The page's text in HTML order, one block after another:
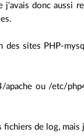
j'avais donc aussi
des sites PHP-
ou /etc/
fichiers de log, mais